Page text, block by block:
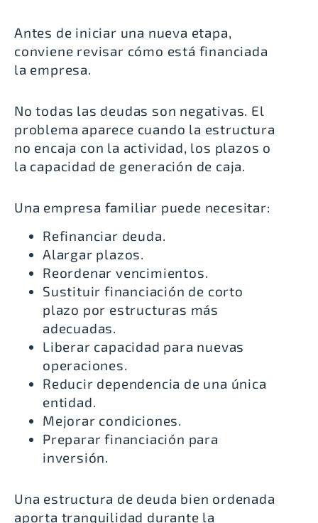
Antes de iniciar una nueva etapa,
conviene revisar cómo está financiada
la empresa.
No todas las deudas son negativas. El
problema aparece cuando la estructura
no encaja con la actividad, los plazos o
la capacidad de generación de caja.
Una empresa familiar puede necesitar:
Refinanciar deuda.
Alargar plazos.
Reordenar vencimientos.
Sustituir financiación de corto
plazo por estructuras más
adecuadas.
Liberar capacidad para nuevas
operaciones.
Reducir dependencia de una única
entidad.
Mejorar condiciones.
Preparar financiación para
inversión.
Una estructura de deuda bien ordenada
aporta tranquilidad durante la